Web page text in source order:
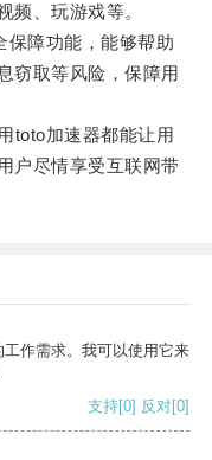
频、玩游戏等。
障功能，能够帮助
窃取等风险，保障用
加速器都能让用
户尽情享受互联网带
作需求。我可以使用它来
支持[0] 反对[0]